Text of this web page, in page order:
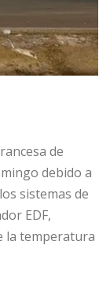
de
debido a
sistemas de
EDF,
la temperatura